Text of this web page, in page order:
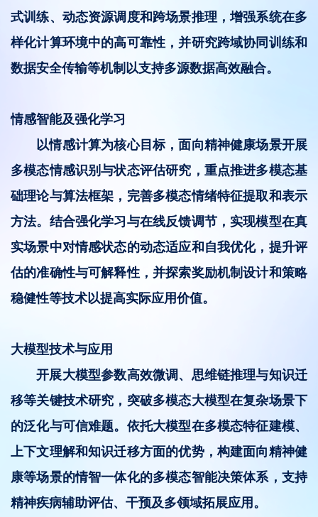
式训练、动态资源调度和跨场景推理，增强系统在多
样化计算环境中的高可靠性，并研究跨域协同训练和
数据安全传输等机制以支持多源数据高效融合。
情感智能及强化学习
以情感计算为核心目标，面向精神健康场景开展
多模态情感识别与状态评估研究，重点推进多模态基
础理论与算法框架，完善多模态情绪特征提取和表示
方法。结合强化学习与在线反馈调节，实现模型在真
实场景中对情感状态的动态适应和自我优化，提升评
估的准确性与可解释性，并探索奖励机制设计和策略
稳健性等技术以提高实际应用价值。
大模型技术与应用
开展大模型参数高效微调、思维链推理与知识迁
移等关键技术研究，突破多模态大模型在复杂场景下
的泛化与可信难题。依托大模型在多模态特征建模、
上下文理解和知识迁移方面的优势，构建面向精神健
康等场景的情智一体化的多模态智能决策体系，支持
精神疾病辅助评估、干预及多领域拓展应用。